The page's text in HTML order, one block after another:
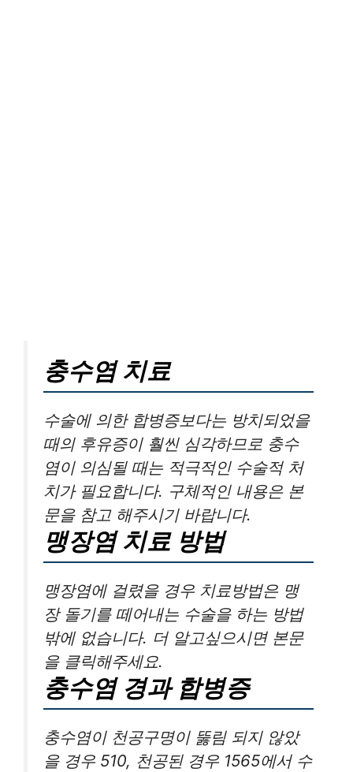
충수염 치료
수술에 의한 합병증보다는 방치되었을
때의 후유증이 훨씬 심각하므로 충수
염이 의심될 때는 적극적인 수술적 처
치가 필요합니다. 구체적인 내용은 본
문을 참고 해주시기 바랍니다.
맹장염 치료 방법
맹장염에 걸렸을 경우 치료방법은 맹
장 돌기를 떼어내는 수술을 하는 방법
밖에 없습니다. 더 알고싶으시면 본문
을 클릭해주세요.
충수염 경과 합병증
충수염이 천공구명이 뚫림 되지 않았
을 경우 510, 천공된 경우 1565에서 수